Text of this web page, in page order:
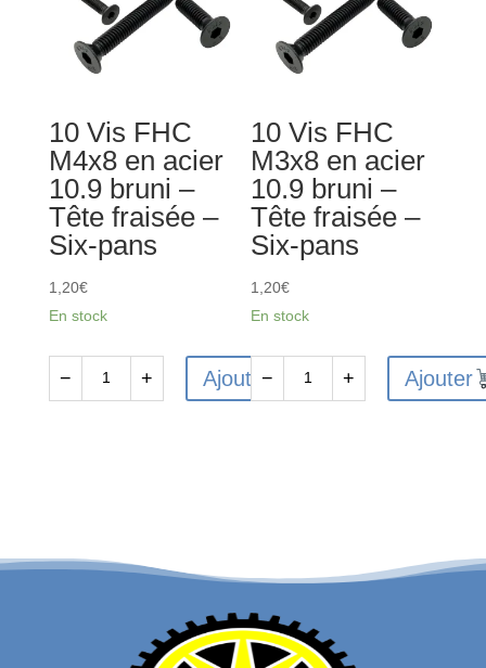
10.9
Tête
fraisée
-
Six-
pans
12.9
Tête
cylindrique
-
Six-
pans
10 Vis FHC
M4x8 en acier
10.9 bruni –
Tête fraisée –
Six-pans
1,20€
En stock
en
− + Ajouter
10 Vis FHC
M3x8 en acier
10.9 bruni –
Tête fraisée –
Six-pans
1,20€
En stock
acier
10.9
bruni
− + Ajouter